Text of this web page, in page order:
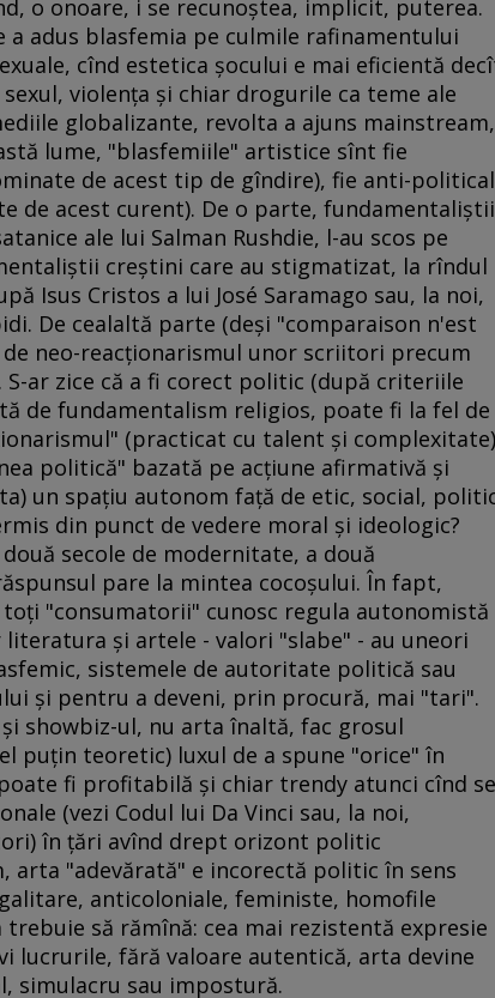
o onoare, i se recunoştea, implicit, puterea.
a adus blasfemia pe culmile rafinamentului
cînd estetica şocului e mai eficientă
violenţa şi chiar drogurile ca teme ale
globalizante, revolta a ajuns mainstream,
lume, "blasfemiile" artistice sînt fie
de acest tip de gîndire), fie anti-political
de acest curent). De o parte, fundamentaliştii
ale lui Salman Rushdie, l-au scos pe
creştini care au stigmatizat, la rîndul
Isus Cristos a lui José Saramago sau, la noi,
De cealaltă parte (deşi "comparaison n'est
neo-reacţionarismul unor scriitori precum
ar zice că a fi corect politic (după criteriile
de fundamentalism religios, poate fi la fel de
(practicat cu talent şi complexitate)
politică" bazată pe acţiune afirmativă şi
un spaţiu autonom faţă de etic, social,
din punct de vedere moral şi ideologic?
secole de modernitate, a două
pare la mintea cocoşului. În fapt,
"consumatorii" cunosc regula autonomistă
şi artele - valori "slabe" - au uneori
sistemele de autoritate politică sau
şi pentru a deveni, prin procură, mai "tari".
showbiz-ul, nu arta înaltă, fac grosul
puţin teoretic) luxul de a spune "orice" în
fi profitabilă şi chiar trendy atunci cînd se
(vezi Codul lui Da Vinci sau, la noi,
în ţări avînd drept orizont politic
arta "adevărată" e incorectă politic în sens
anticoloniale, feministe, homofile
trebuie să rămînă: cea mai rezistentă expresie
lucrurile, fără valoare autentică, arta devine
simulacru sau impostură.